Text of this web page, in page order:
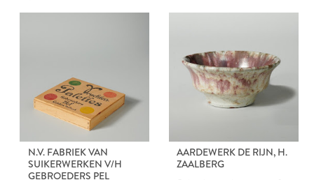
N.V. FABRIEK VAN
SUIKERWERKEN V/H
GEBROEDERS PEL
AARDEWERK DE RIJN, H.
ZAALBERG